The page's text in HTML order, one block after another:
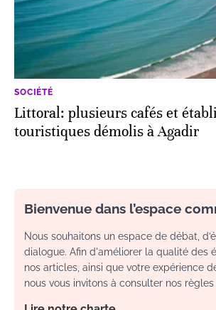
SOCIÉTÉ
Littoral: plusieurs cafés et
touristiques démolis à Agadir
Bienvenue dans l’espace
Nous souhaitons un espace de débat,
dialogue. Afin d'améliorer la qualité des
nos articles, ainsi que votre expérience
nous vous invitons à consulter nos règles